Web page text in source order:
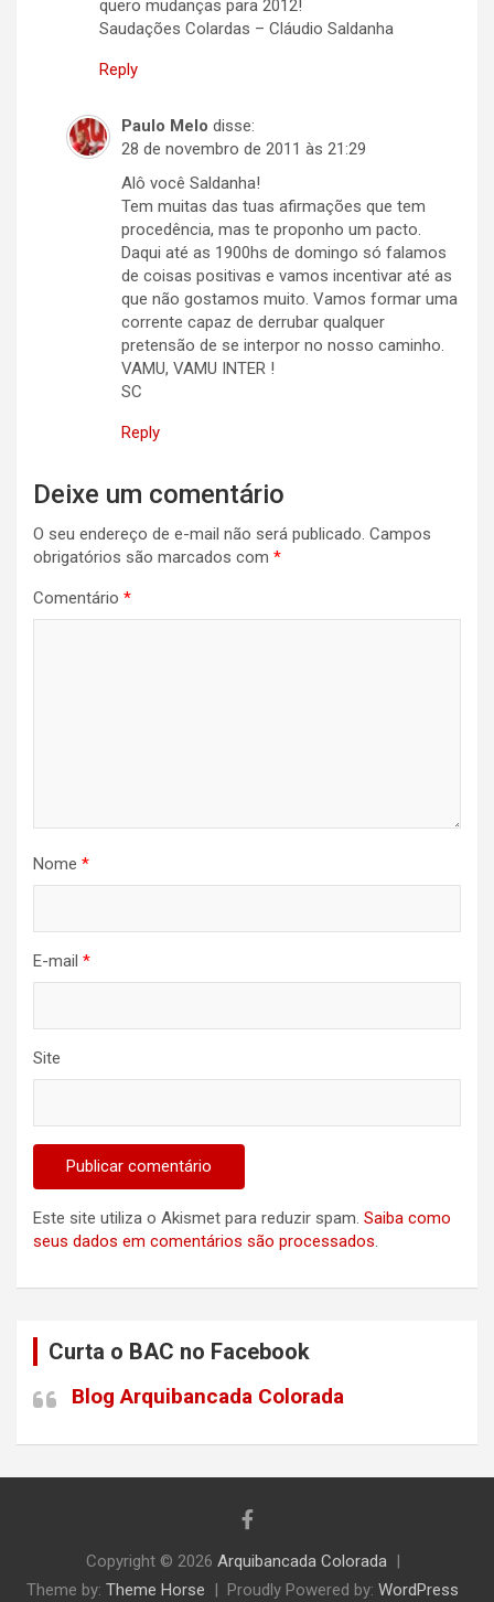
quero mudanças para 2012!
Saudações Colardas – Cláudio Saldanha
Reply
Paulo Melo disse:
28 de novembro de 2011 às 21:29
Alô você Saldanha!
Tem muitas das tuas afirmações que tem
procedência, mas te proponho um pacto.
Daqui até as 1900hs de domingo só falamos
de coisas positivas e vamos incentivar até as
que não gostamos muito. Vamos formar uma
corrente capaz de derrubar qualquer
pretensão de se interpor no nosso caminho.
VAMU, VAMU INTER !
SC
Reply
Deixe um comentário
O seu endereço de e-mail não será publicado. Campos
obrigatórios são marcados com *
Comentário *
Nome *
E-mail *
Site
Este site utiliza o Akismet para reduzir spam. Saiba como
seus dados em comentários são processados.
Curta o BAC no Facebook
Blog Arquibancada Colorada
Copyright © 2026 Arquibancada Colorada
Theme by: Theme Horse Proudly Powered by: WordPress